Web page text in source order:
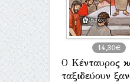
14,30€
Ο Κένταυρος
ταξιδεύουν